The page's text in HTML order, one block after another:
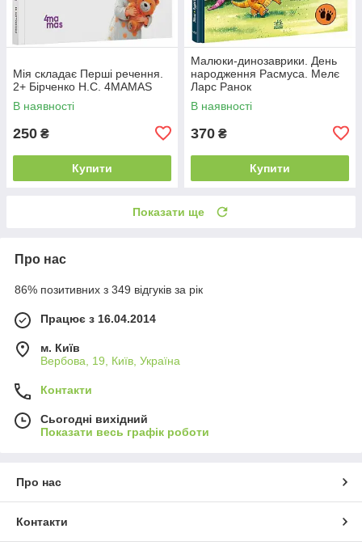
Мія складає Перші речення.
2+ Бірченко Н.С. 4MAMAS
В наявності
250 ₴
Купити
Малюки-динозаврики. День
народження Расмуса. Мелє
Ларс Ранок
В наявності
370 ₴
Купити
Показати ще
Про нас
86% позитивних з 349 відгуків за рік
Працює з 16.04.2014
м. Київ
Вербова, 19, Київ, Україна
Контакти
Сьогодні вихідний
Показати весь графік роботи
Про нас
Контакти